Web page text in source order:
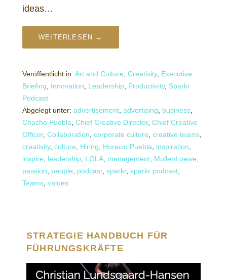
ideas…
WEITERLESEN →
Veröffentlicht in: Art and Culture Creativity, Executive
Briefing
Innovation Leadership Productivity, Sparkr
Podcast
Abgelegt unter: advertisement advertising business
Chacho Puebla Chief Creative Director, Chief Creative
Officer, Collaboration corporate culture creative teams
creativity, culture Hiring Horacio Puebla inspiration
inspire
leadership LOLA management MullenLoewe
passion
people podcast sparkr, sparkr podcast
Teams values
STRATEGIE HANDBUCH FÜR
FÜHRUNGSKRÄFTE